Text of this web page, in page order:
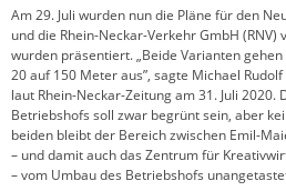
Am 29. Juli wurden nun die Pläne für den
und die Rhein-Neckar-Verkehr GmbH
wurden präsentiert. „Beide Varianten
20 auf 150 Meter aus”, sagte Michael
laut Rhein-Neckar-Zeitung am 31. Juli 2020.
Betriebshofs soll zwar begrünt sein, aber
beiden bleibt der Bereich zwischen Emil-
– und damit auch das Zentrum für
– vom Umbau des Betriebshofs